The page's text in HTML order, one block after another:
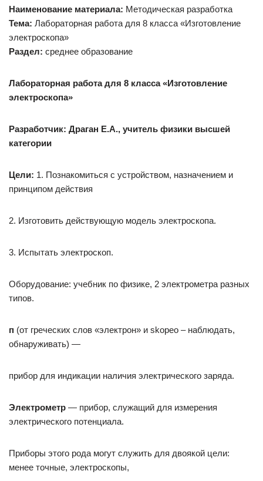
Наименование материала: Методическая разработка
Тема: Лабораторная работа для 8 класса «Изготовление
электроскопа»
Раздел: среднее образование
Лабораторная работа для 8 класса «Изготовление
электроскопа»
Разработчик: Драган Е.А., учитель физики высшей
категории
Цели: 1. Познакомиться с устройством, назначением и
принципом действия
2. Изготовить действующую модель электроскопа.
3. Испытать электроскоп.
Оборудование: учебник по физике, 2 электрометра разных
типов.
п (от греческих слов «электрон» и skopeo – наблюдать,
обнаруживать) —
прибор для индикации наличия электрического заряда.
Электрометр — прибор, служащий для измерения
электрического потенциала.
Приборы этого рода могут служить для двоякой цели:
менее точные, электроскопы,